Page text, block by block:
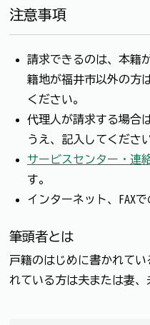
注意事項
請求できるのは、本籍
籍地が福井市以外の方
ください。
代理人が請求する場合
うえ、記入してください
サービスセンター・連
す。
インターネット、FAX
筆頭者とは
戸籍のはじめに書かれて
れている方は夫または妻